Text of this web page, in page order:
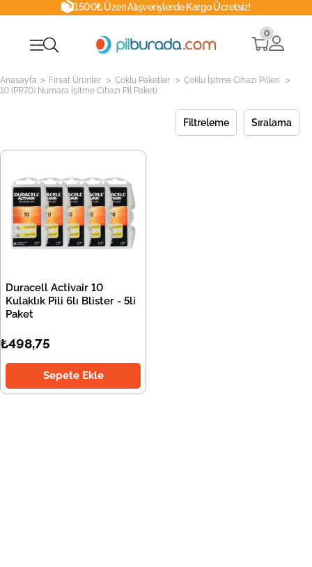
1500₺ Üzeri Alışverişlerde Kargo Ücretsiz!
0
Anasayfa > Fırsat Ürünler > Çoklu Paketler > Çoklu İşitme Cihazı Pilleri >
10 (PR70) Numara İşitme Cihazı Pil Paketi
Filtreleme Sıralama
Duracell Activair 10
Kulaklık Pili 6lı Blister - 5li
Paket
₺498,75
Sepete Ekle